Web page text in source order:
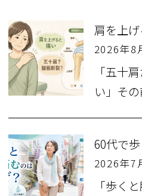
2026年8
「五十
い」そ
2026年7
「歩く